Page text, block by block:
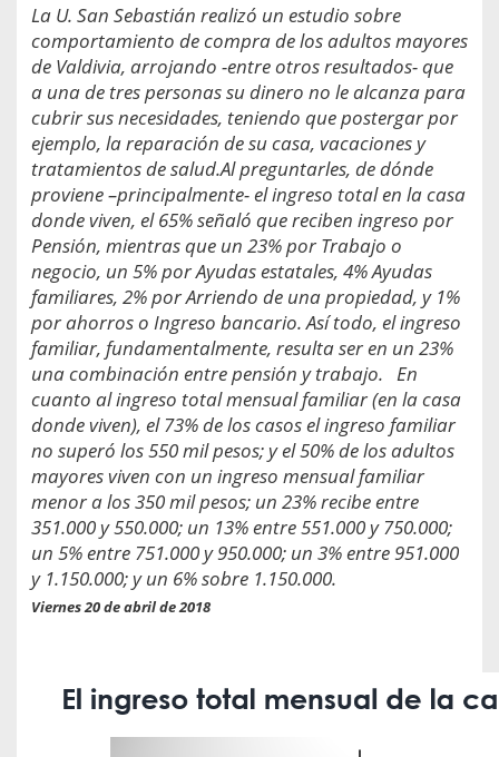
La U. San Sebastián realizó un estudio sobre
comportamiento de compra de los adultos mayores
de Valdivia, arrojando -entre otros resultados- que
a una de tres personas su dinero no le alcanza para
cubrir sus necesidades, teniendo que postergar por
ejemplo, la reparación de su casa, vacaciones y
tratamientos de salud.Al preguntarles, de dónde
proviene –principalmente- el ingreso total en la casa
donde viven, el 65% señaló que reciben ingreso por
Pensión, mientras que un 23% por Trabajo o
negocio, un 5% por Ayudas estatales, 4% Ayudas
familiares, 2% por Arriendo de una propiedad, y 1%
por ahorros o Ingreso bancario. Así todo, el ingreso
familiar, fundamentalmente, resulta ser en un 23%
una combinación entre pensión y trabajo. En
cuanto al ingreso total mensual familiar (en la casa
donde viven), el 73% de los casos el ingreso familiar
no superó los 550 mil pesos; y el 50% de los adultos
mayores viven con un ingreso mensual familiar
menor a los 350 mil pesos; un 23% recibe entre
351.000 y 550.000; un 13% entre 551.000 y 750.000;
un 5% entre 751.000 y 950.000; un 3% entre 951.000
y 1.150.000; y un 6% sobre 1.150.000.
Viernes 20 de abril de 2018